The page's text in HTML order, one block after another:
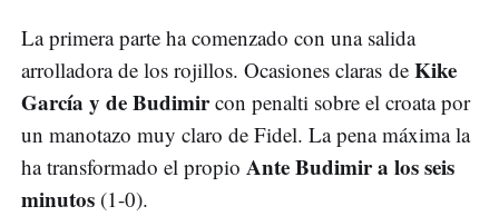
La primera parte ha comenzado con una salida
arrolladora de los rojillos. Ocasiones claras de Kike
García y de Budimircon penalti sobre el croata por
un manotazo muy claro de Fidel. La pena máxima la
ha transformado el propio Ante Budimir a los seis
minutos (1-0).